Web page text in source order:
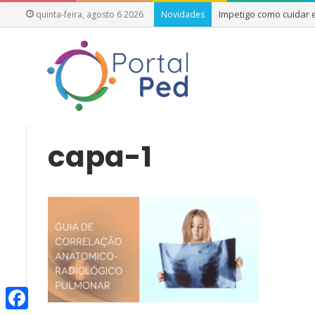
quinta-feira, agosto 6 2026 Novidades Impetigo como cuidar
capa-1